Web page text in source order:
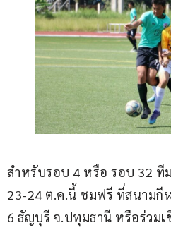
สำหรับรอบ 4 หรือ รอบ 32 ที
23-24 ต.ค.นี้ ชมฟรี ที่สนามกี
6 ธัญบุรี จ.ปทุมธานี หรือร่วมเ